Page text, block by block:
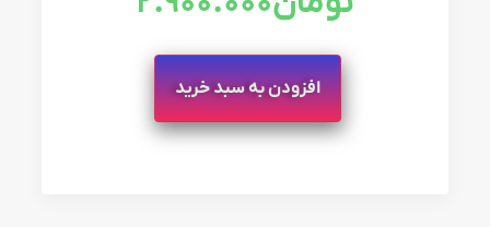
افزودن به سبد خرید